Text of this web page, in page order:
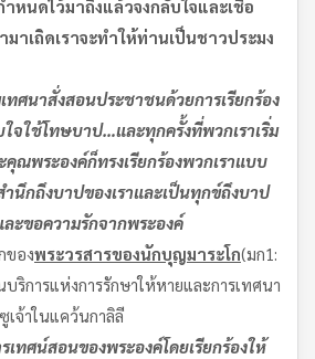
ำหนดไว้มาถึงแล้วจงกลับใจและเชื่อ
มาเถิดเราจะทำให้ท่านเป็นชาวประมง
เทศนาสั่งสอนประชาชนด้วยการเรียกร้อง
ใจใช้โทษบาป…และทุกครั้งที่พวกเราเริ่ม
คุณพระองค์ก็ทรงเรียกร้องพวกเราแบบ
ำนึกถึงบาปของเราและเป็นทุกข์ถึงบาป
ะขอความรักจากพระองค์
ของพระวรสารของนักบุญมาระโก(มก1:
ริการแห่งการรักษาให้หายและการเทศนา
เจ้าในแคว้นกาลิลี
รเทศน์สอนของพระองค์โดยเรียกร้องให้